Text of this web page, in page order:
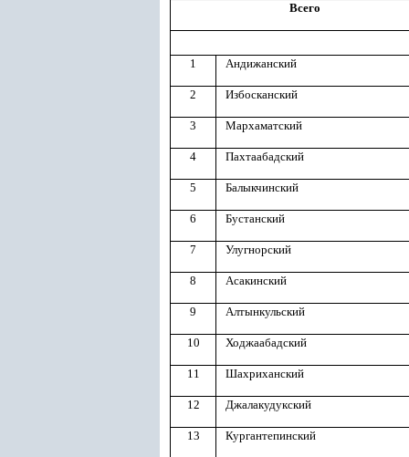
Всего
1 Андижанский
2 Избосканский
3 Мархаматский
4 Пахтаабадский
5 Балыкчинский
6 Бустанский
7 Улугнорский
8 Асакинский
9 Алтынкульский
10 Ходжаабадский
11 Шахриханский
12 Джалакудукский
13 Кургантепинский